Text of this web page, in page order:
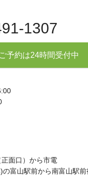
1307
ご予約は24時間受付中
正面口）から市電
富山駅前から南富山駅前